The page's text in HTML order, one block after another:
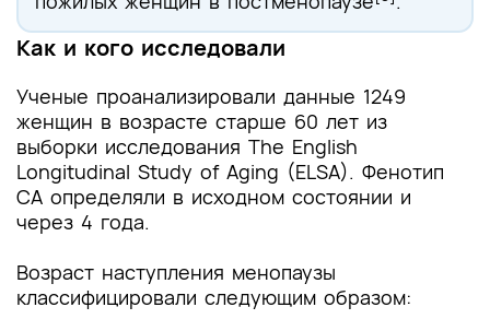
Как и кого исследовали
Ученые проанализировали данные 1249
женщин в возрасте старше 60 лет из
выборки исследования The English
Longitudinal Study of Aging (ELSA). Фенотип
СА определяли в исходном состоянии и
через 4 года.
Возраст наступления менопаузы
классифицировали следующим образом: